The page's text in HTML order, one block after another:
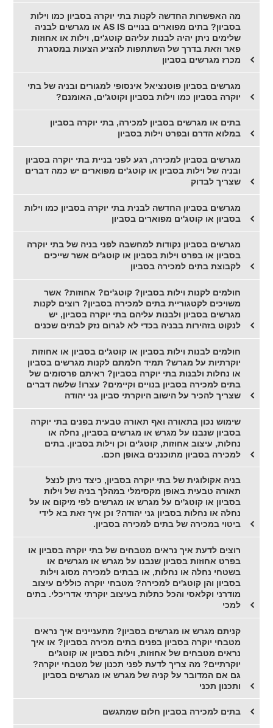
מה האפשרות החדשה לקנות בתי יוקרה בסביון כמו וילות
בסביון? בתים מפוארים בנויים AS IS או מגרשים לבניה
שלימים ניתן יהיה לבנות עליהם קוטג'ים, וילות או אחוזות
פאר וזאת בדרך של השתתפות להציע הצעות במסגרת
מכרז מגרשים בסביון
מגרשים בסביון פוטנציאל אינסופי למגורים ובניה של בתי
יוקרה בסביון כמו וילות בסביון וקוטג'ים, האומנם?
בתים או מגרשים בסביון למכירה, בתי יוקרה בסביון
במלוא הדרם ובפרט וילות בסביון
מגרשים בסביון למכירה, רגע לפני בניית בתי יוקרה בסביון
ובניה של וילות בסביון או קוטג'ים מפוארים יש כמה דברים
שצריך לבדוק
מגרשים בסביון החדשה לבנית בתי יוקרה בסביון כמו וילות
בסביון או קוטג'ים מפוארים בסביון
מגרשים בסביון נקודות למחשבה לפני בניה של בתי יוקרה
בסביון או בפרט וילות בסביון או קוטג'ים אשר שייכים
לקבוצת בתים למכירה בסביון
חולמים לקנות וילות בסביון? קוטג'ים? אחוזות? אשר
משויכים לקטגוריית בתים למכירה בסביון? רוצים לקנות
מגרשים בסביון ולבנות עליהם בתי יוקרה בסביון, יש
לנקוט בזהירות בבניה בכדי לא לגרום נזק לבתים שכנים
חולמים לבנות וילות בסביון או קוטג'ים בסביון או אחוזות
יוקרתיות על מגרש? תמיד חלמתם לקנות מגרשים בסביון
או נחלות ולבנות בתי יוקרה בסביון? ראיתם פרסומים של
בתים למכירה בסביון בנויים וקיימים? עצרו! שלשה דברים
שצריך להכיר על הישוב היוקרתי סביון גני יהודה
שימוש נכון בתאורה ואף תאורה טבעית בפנים בתי יוקרה
בסביון שנבנו על מגרש או מגרשים בסביון, נחלה או
נחלות, עיצוב אחוזות, קוטג'ים וכן וילות בסביון. בתים
למכירה בסביון מתוכננים באופן חכם.
בניה אקולוגית של בתי יוקרה בסביון, כיצד ניתן לנצל
תאורה טבעית באופן מקסימלי במהלך בניה של וילות
בסביון או קוטג'ים על מגרש או מגרשים לפי מיקום או על
נחלה או נחלות בסביון גני יהודה? וכן איך זאת בא לידי
ביטוי במכירה של בתים למכירה בסביון.
רוצים לדעת איך נראים מטבחים של בתי יוקרה בסביון או
בפרט אחוזות בסביון שנבנו על מגרש או מגרשים או
בשטחי נחלה או נחלות, או בבתים למכירה מסוג וילות
בסביון והן קוטג'ים למכירה? מטבחי יוקרה כוללים עיצוב
מודרני וקלאסי והכל כתלות בעיצוב יוקרתי אדריכלי. בתים
למכי
קניתם מגרש או מגרשים בסביון? מתעניינים איך נראים
מטבחי יוקרה בסביון בפנים בתים מכירה בסביון? או איך
נראים מטבחים של אחוזות, וילות בסביון או קוטג'ים
יוקרתיים? מה צריך לדעת לפני תכנון של מטבחי יוקרה?
גם אם המדובר על קניה של מגרש או מגרשים בסביון
ותכנון תכני
בתים למכירה בסביון חלום שמתגשם